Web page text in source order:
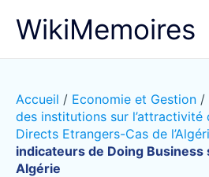
WikiMemoires
Accueil / Economie et Gestion /
des institutions sur l’attractivité
Directs Etrangers-Cas de
indicateurs de Doing Business
Algérie